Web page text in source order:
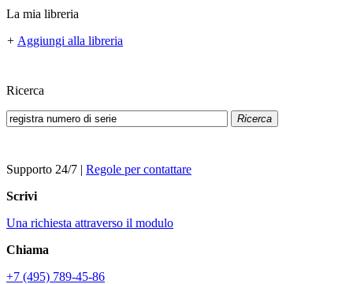
La mia libreria
+ Aggiungi alla libreria
Ricerca
Ricerca
Supporto 24/7 | Regole per contattare
Scrivi
Una richiesta attraverso il modulo
Chiama
+7 (495) 789-45-86